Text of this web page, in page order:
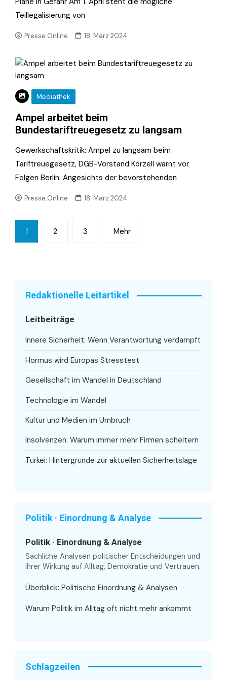
Teillegalisierung von
Presse.Online 18. März 2024
Mediathek
Ampel arbeitet beim
Bundestariftreuegesetz zu langsam
Gewerkschaftskritik: Ampel zu langsam beim
Tariftreuegesetz, DGB-Vorstand Körzell warnt vor
Folgen Berlin. Angesichts der bevorstehenden
Presse.Online 18. März 2024
Seitennummerierung
der
1 2 3 Mehr
Redaktionelle Leitartikel
Leitbeiträge
Innere Sicherheit: Wenn Verantwortung verdampft
Hormus wird Europas Stresstest
Gesellschaft im Wandel in Deutschland
Technologie im Wandel
Kultur und Medien im Umbruch
Insolvenzen: Warum immer mehr Firmen scheitern
Türkei: Hintergründe zur aktuellen Sicherheitslage
Politik · Einordnung & Analyse
Politik · Einordnung & Analyse
Sachliche Analysen politischer Entscheidungen und
ihrer Wirkung auf Alltag, Demokratie und Vertrauen.
Überblick: Politische Einordnung & Analysen
Warum Politik im Alltag oft nicht mehr ankommt
Schlagzeilen